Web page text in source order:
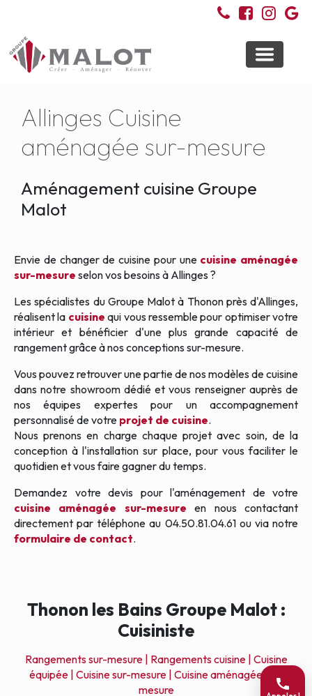
Toggle
Allinges Cuisine
aménagée sur-mesure
Aménagement cuisine Groupe
Malot
Envie de changer de cuisine pour une cuisine aménagée
sur-mesure selon vos besoins à Allinges ?
Les spécialistes du Groupe Malot à Thonon près d'Allinges,
réalisent la cuisine qui vous ressemble pour optimiser votre
intérieur et bénéficier d'une plus grande capacité de
rangement grâce à nos conceptions sur-mesure.
Vous pouvez retrouver une partie de nos modèles de cuisine
dans notre showroom dédié et vous renseigner auprès de
nos équipes expertes pour un accompagnement
personnalisé de votre projet de cuisine.
Nous prenons en charge chaque projet avec soin, de la
conception à l'installation sur place, pour vous faciliter le
quotidien et vous faire gagner du temps.
Demandez votre devis pour l'aménagement de votre
cuisine aménagée sur-mesure en nous contactant
directement par téléphone au 04.50.81.04.61 ou via notre
formulaire de contact.
Thonon les Bains Groupe Malot :
Cuisiniste
Rangements sur-mesure | Rangements cuisine | Cuisine
équipée | Cuisine sur-mesure | Cuisine aménagée sur-
mesure